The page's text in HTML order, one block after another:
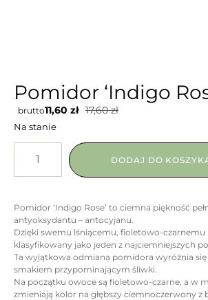
Pomidor ‘Indigo
17,60zł
11,60 zł
brutto
Na stanie
DODAJ DO
Pomidor ‘Indigo Rose’ to ciemna piękność
antyoksydantu – antocyjanu.
Dzięki swemu lśniącemu, fioletowo-czarnemu
klasyfikowany jako jeden z najciemniejszych
Ta wyjątkowa odmiana pomidora wyróżnia
smakiem przypominającym śliwki.
Na początku owoce są fioletowo-czarne, a w
zmieniają kolor na głębszy ciemnoczerwony z